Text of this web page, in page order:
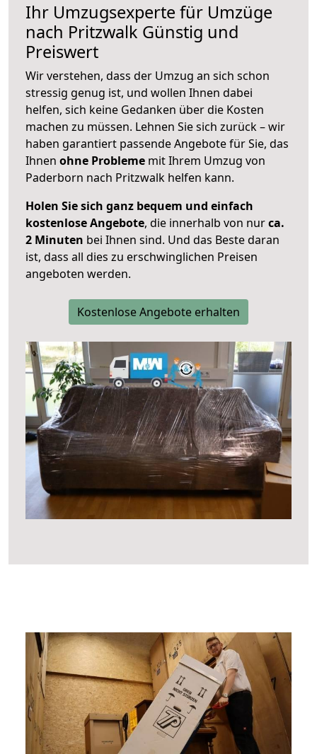
Ihr Umzugsexperte für Umzüge
nach Pritzwalk Günstig und
Preiswert
Wir verstehen, dass der Umzug an sich schon
stressig genug ist, und wollen Ihnen dabei
helfen, sich keine Gedanken über die Kosten
machen zu müssen. Lehnen Sie sich zurück – wir
haben garantiert passende Angebote für Sie, das
Ihnen ohne Probleme mit Ihrem Umzug von
Paderborn nach Pritzwalk helfen kann.
Holen Sie sich ganz bequem und einfach
kostenlose Angebote, die innerhalb von nurca.
2 Minuten bei Ihnen sind. Und das Beste daran
ist, dass all dies zu erschwinglichen Preisen
angeboten werden.
Kostenlose Angebote erhalten